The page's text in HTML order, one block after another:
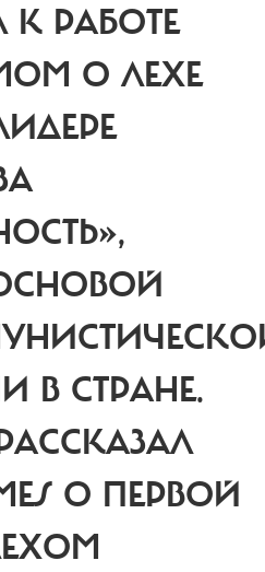
К РАБОТЕ
О ЛЕХЕ
В СТРАНЕ.
О ПЕРВОЙ